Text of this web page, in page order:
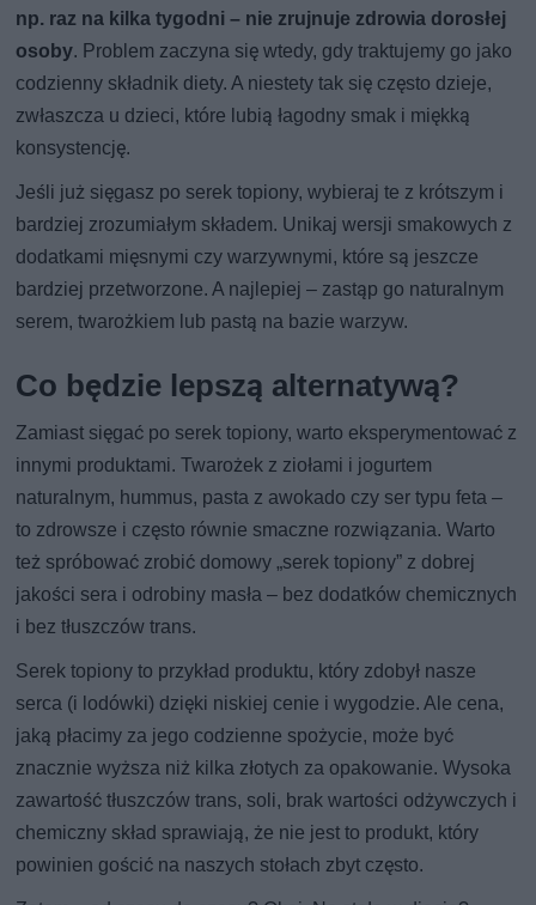
np. raz na kilka tygodni – nie zrujnuje zdrowia dorosłej
osoby. Problem zaczyna się wtedy, gdy traktujemy go jako
codzienny składnik diety. A niestety tak się często dzieje,
zwłaszcza u dzieci, które lubią łagodny smak i miękką
konsystencję.
Jeśli już sięgasz po serek topiony, wybieraj te z krótszym i
bardziej zrozumiałym składem. Unikaj wersji smakowych z
dodatkami mięsnymi czy warzywnymi, które są jeszcze
bardziej przetworzone. A najlepiej – zastąp go naturalnym
serem, twarożkiem lub pastą na bazie warzyw.
Co będzie lepszą alternatywą?
Zamiast sięgać po serek topiony, warto eksperymentować z
innymi produktami. Twarożek z ziołami i jogurtem
naturalnym, hummus, pasta z awokado czy ser typu feta –
to zdrowsze i często równie smaczne rozwiązania. Warto
też spróbować zrobić domowy „serek topiony” z dobrej
jakości sera i odrobiny masła – bez dodatków chemicznych
i bez tłuszczów trans.
Serek topiony to przykład produktu, który zdobył nasze
serca (i lodówki) dzięki niskiej cenie i wygodzie. Ale cena,
jaką płacimy za jego codzienne spożycie, może być
znacznie wyższa niż kilka złotych za opakowanie. Wysoka
zawartość tłuszczów trans, soli, brak wartości odżywczych i
chemiczny skład sprawiają, że nie jest to produkt, który
powinien gościć na naszych stołach zbyt często.